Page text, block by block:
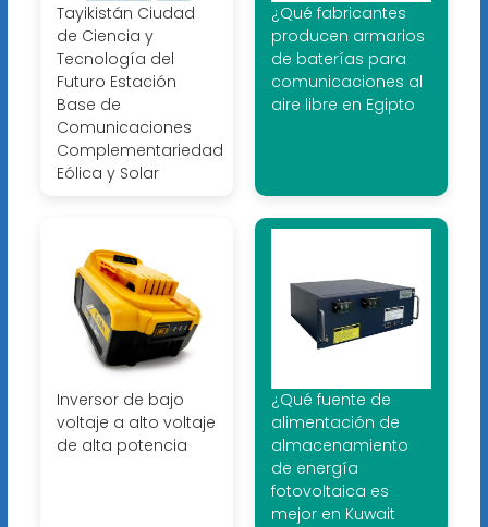
Tayikistán Ciudad
de Ciencia y
Tecnología del
Futuro Estación
Base de
Comunicaciones
Complementariedad
Eólica y Solar
¿Qué fabricantes
producen armarios
de baterías para
comunicaciones al
aire libre en Egipto
Inversor de bajo
voltaje a alto voltaje
de alta potencia
¿Qué fuente de
alimentación de
almacenamiento
de energía
fotovoltaica es
mejor en Kuwait